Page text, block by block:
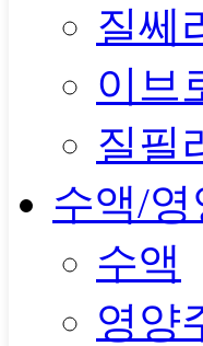
질쎄
이브
질필
수액/
수액
영양